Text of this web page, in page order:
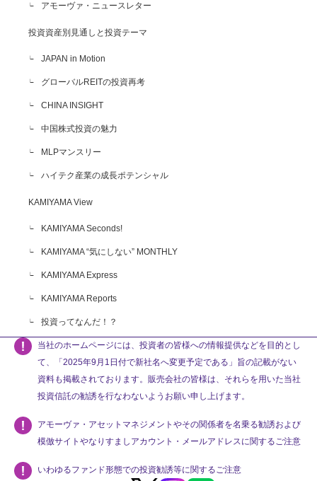
アモーヴァ・ニュースレター
投資資産別見通しと投資テーマ
JAPAN in Motion
グローバルREITの投資再考
CHINA INSIGHT
中国株式投資の魅力
MLPマンスリー
ハイテク産業の成長ポテンシャル
KAMIYAMA View
KAMIYAMA Seconds!
KAMIYAMA “気にしない” MONTHLY
KAMIYAMA Express
KAMIYAMA Reports
投資ってなんだ！？
当社のホームページには、投資者の皆様への情報提供などを目的とし
て、「2025年9月1日付で新社名へ変更予定である」旨の記載がない
資料も掲載されております。販売会社の皆様は、それらを用いた当社
投資信託の勧誘を行なわないようお願い申し上げます。
アモーヴァ・アセットマネジメントやその関係者を名乗る勧誘および
模倣サイトやなりすましアカウント・メールアドレスに関するご注意
いわゆるファンド形態での投資勧誘等に関するご注意